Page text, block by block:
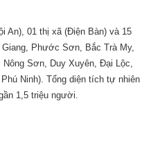
An), 01 thị xã (Điện Bàn) và 15
Giang, Phước Sơn, Bắc Trà My,
Sơn, Duy Xuyên, Đại Lộc,
Ninh). Tổng diện tích tự nhiên
1,5 triệu người.